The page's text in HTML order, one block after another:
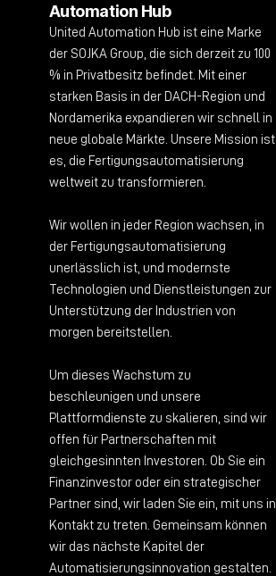
Automation Hub
United Automation Hub ist eine Marke
der SOJKA Group, die sich derzeit zu 100
% in Privatbesitz befindet. Mit einer
starken Basis in der DACH-Region und
Nordamerika expandieren wir schnell in
neue globale Märkte. Unsere Mission ist
es, die Fertigungsautomatisierung
weltweit zu transformieren.
Wir wollen in jeder Region wachsen, in
der Fertigungsautomatisierung
unerlässlich ist, und modernste
Technologien und Dienstleistungen zur
Unterstützung der Industrien von
morgen bereitstellen.
Um dieses Wachstum zu
beschleunigen und unsere
Plattformdienste zu skalieren, sind wir
offen für Partnerschaften mit
gleichgesinnten Investoren. Ob Sie ein
Finanzinvestor oder ein strategischer
Partner sind, wir laden Sie ein, mit uns in
Kontakt zu treten. Gemeinsam können
wir das nächste Kapitel der
Automatisierungsinnovation gestalten.